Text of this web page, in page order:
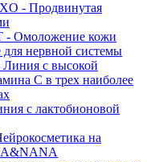
- Продвинутая
- Омоложение кожи
для нервной системы
с высокой
C в трех наиболее
с лактобионовой
на